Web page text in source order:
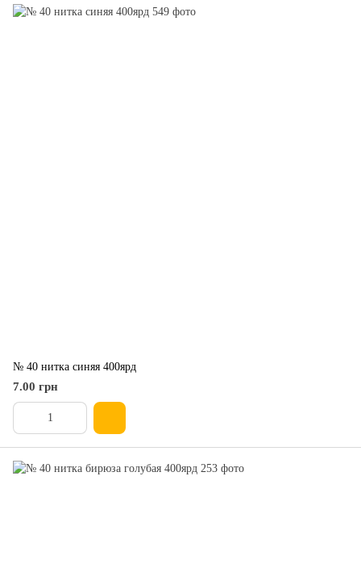
№ 40 нитка синяя 400ярд
7.00 грн